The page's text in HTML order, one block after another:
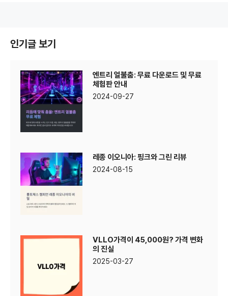
인기글 보기
엔트리 얼불춤: 무료 다운로드 및 무료
체험판 안내
2024-09-27
레종 이오니아: 핑크와 그린 리뷰
2024-08-15
VLLO가격이 45,000원? 가격 변화
의 진실
2025-03-27